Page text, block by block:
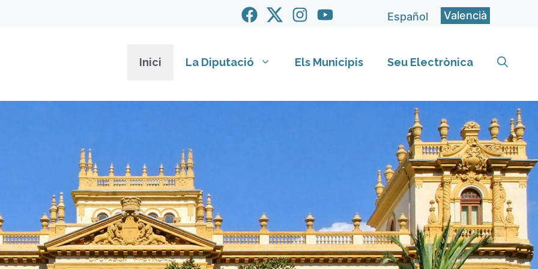
Español Valencià
Inici La Diputació Els Municipis Seu Electrònica